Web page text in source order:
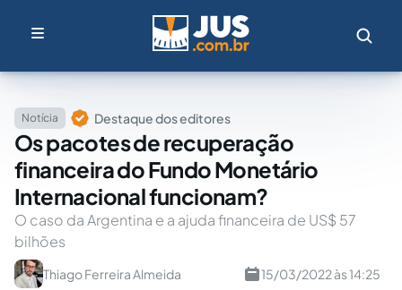
Notícia Destaque dos editores
Os pacotes de recuperação
financeira do Fundo Monetário
Internacional funcionam?
O caso da Argentina e a ajuda financeira de US$ 57
bilhões
Thiago Ferreira Almeida 15/03/2022 às 14:25